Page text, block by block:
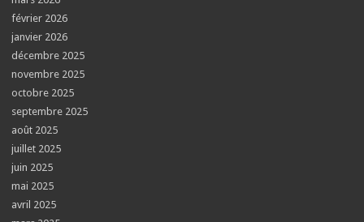
février 2026
janvier 2026
décembre 2025
novembre 2025
octobre 2025
septembre 2025
août 2025
juillet 2025
juin 2025
mai 2025
avril 2025